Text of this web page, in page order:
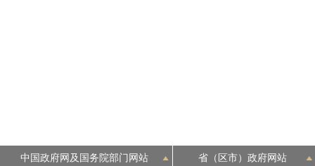
中国政府网及国务院部门网站 省（区市）政府网站